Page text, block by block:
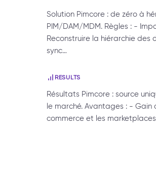
Solution Pimcore : de zéro à
PIM/DAM/MDM. Règles : -
Reconstruire la hiérarchie des
sync…
RESULTS
Résultats Pimcore : source
le marché. Avantages : -
commerce et les